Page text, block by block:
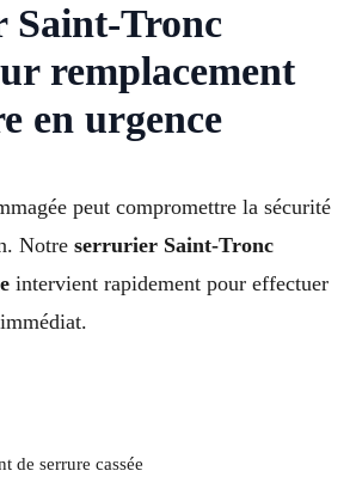
Saint-Tronc
remplacement
en urgence
peut compromettre la sécurité
Notre serrurier Saint-Tronc
intervient rapidement pour effectuer
de serrure cassée